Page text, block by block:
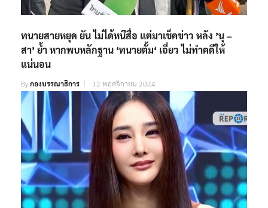
ทนายสายหยุด ยัน ไม่ได้หนีสื่อ แต่มาเช็คข่าว หลัง ’นุ –
สา’ ย้ำ หากพบหลักฐาน ‘ทนายตั้ม‘ เอี่ยว ไม่ทำคดีให้
แน่นอน
Byกองบรรณาธิการ 12 พฤศจิกายน 2024